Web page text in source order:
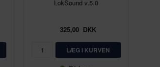
LokSound v.5.0
325,00 DKK